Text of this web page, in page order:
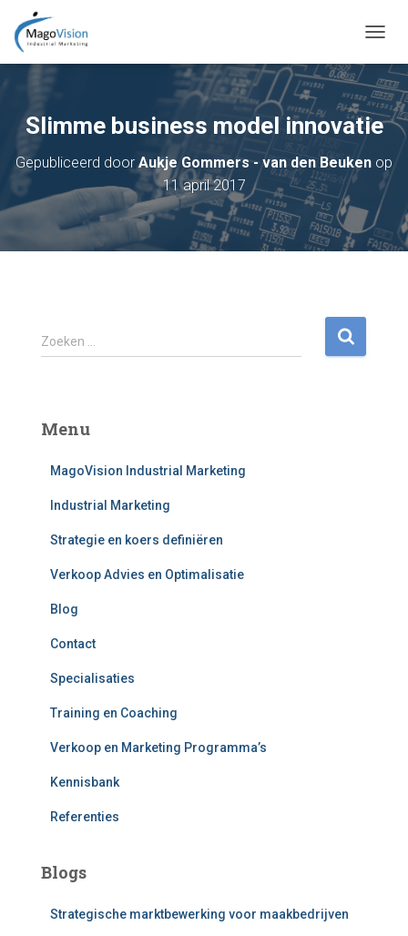
O
G
G
L
E
A
V
G
A
T
Slimme business model innovatie
Gepubliceerd doorAukje Gommers - van den Beuken op
11 april 2017
Z
o
n
Zoeken …
Menu
MagoVision Industrial Marketing
Industrial Marketing
Strategie en koers definiëren
Verkoop Advies en Optimalisatie
Blog
Contact
Specialisaties
Training en Coaching
Verkoop en Marketing Programma’s
Kennisbank
Referenties
Blogs
Strategische marktbewerking voor maakbedrijven